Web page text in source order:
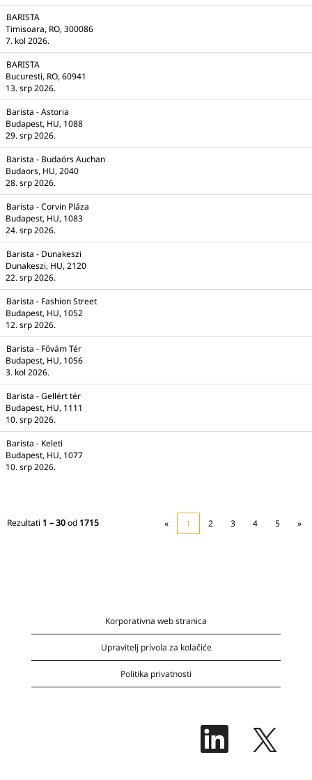
BARISTA
Timisoara, RO, 300086
7. kol 2026.
BARISTA
Bucuresti, RO, 60941
13. srp 2026.
Barista - Astoria
Budapest, HU, 1088
29. srp 2026.
Barista - Budaörs Auchan
Budaors, HU, 2040
28. srp 2026.
Barista - Corvin Pláza
Budapest, HU, 1083
24. srp 2026.
Barista - Dunakeszi
Dunakeszi, HU, 2120
22. srp 2026.
Barista - Fashion Street
Budapest, HU, 1052
12. srp 2026.
Barista - Fővám Tér
Budapest, HU, 1056
3. kol 2026.
Barista - Gellért tér
Budapest, HU, 1111
10. srp 2026.
Barista - Keleti
Budapest, HU, 1077
10. srp 2026.
Rezultati 1 – 30od 1715 « 1 2 3 4 5 »
Korporativna web stranica
Upravitelj privola za kolačiće
Politika privatnosti
O
a
O
v
a